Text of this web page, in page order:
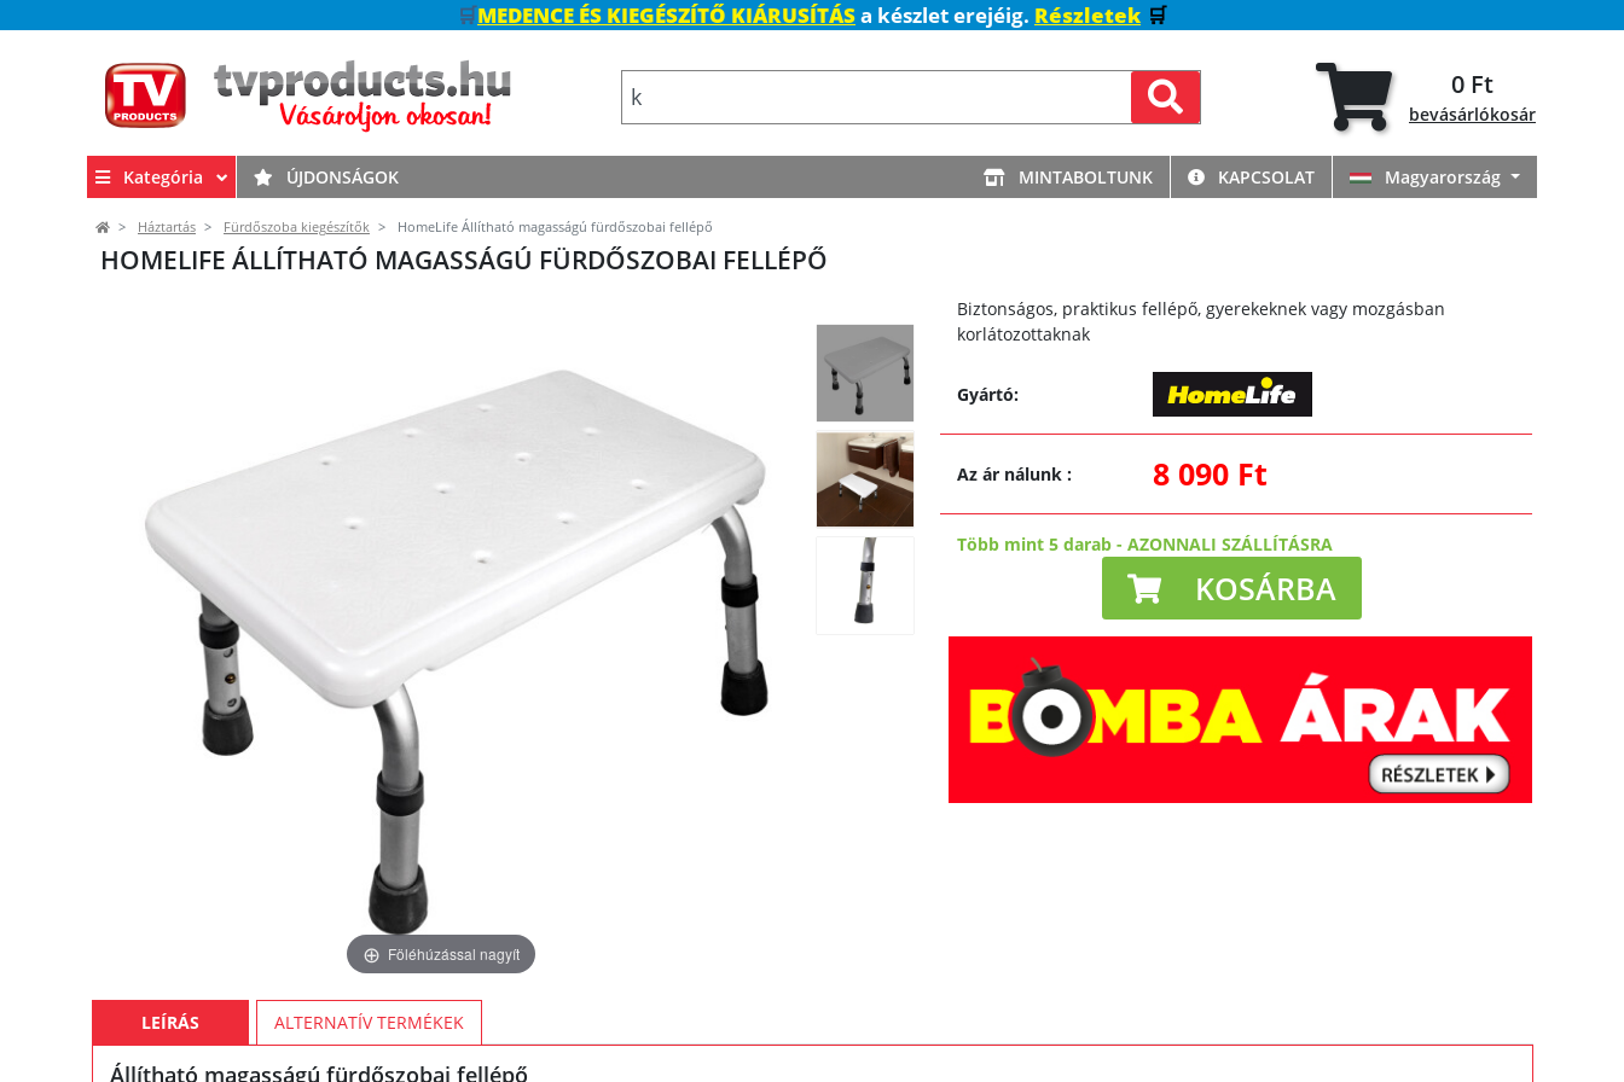
🛒MEDENCE ÉS KIEGÉSZÍTŐ KIÁRUSÍTÁSa készlet erejéig. Részletek 🛒
0 Ft
bevásárlókosár
Kategória ÚJDONSÁGOK MINTABOLTUNK KAPCSOLAT Magyarország
Háztartás Fürdőszoba kiegészítők HomeLife Állítható magasságú fürdőszobai fellépő
HOMELIFE ÁLLÍTHATÓ MAGASSÁGÚ FÜRDŐSZOBAI FELLÉPŐ
Föléhúzással nagyít
Biztonságos, praktikus fellépő, gyerekeknek vagy mozgásban
korlátozottaknak
Gyártó:
Az ár nálunk: 8 090 Ft
Több mint 5 darab -AZONNALI SZÁLLÍTÁSRA
KOSÁRBA
LEÍRÁS ALTERNATÍV TERMÉKEK
Állítható magasságú fürdőszobai fellépő